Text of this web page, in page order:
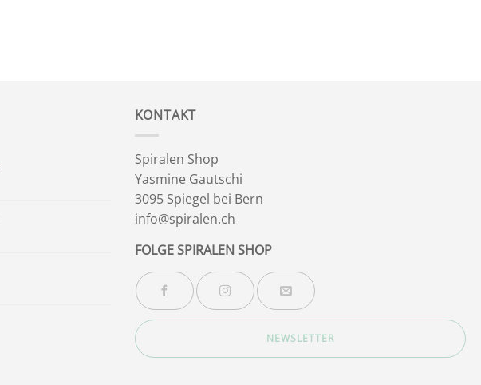
KONTAKT
Spiralen Shop
Yasmine Gautschi
3095 Spiegel bei Bern
info@spiralen.ch
FOLGE SPIRALEN SHOP
NEWSLETTER